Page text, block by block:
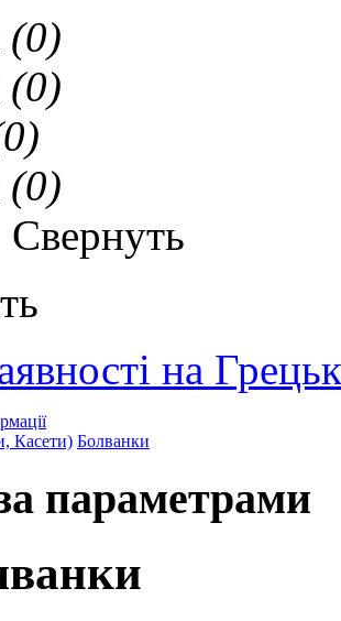
(0)
(0)
(0)
Свернуть
на
Касети) Болванки
параметрами